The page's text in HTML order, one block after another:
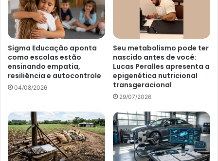
Sigma Educação aponta
como escolas estão
ensinando empatia,
resiliência e autocontrole
04/08/2026
Seu metabolismo pode ter
nascido antes de você:
Lucas Peralles apresenta a
epigenética nutricional
transgeracional
29/07/2026